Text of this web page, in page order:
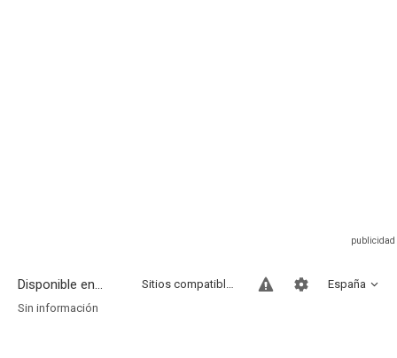
Disponible en... España
Sitios compatibles
Sin información